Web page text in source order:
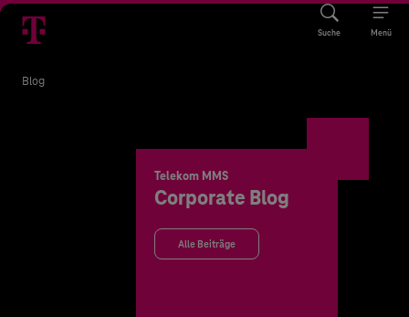
Suche Menü
Blog
Telekom MMS
Corporate Blog
Alle Beiträge